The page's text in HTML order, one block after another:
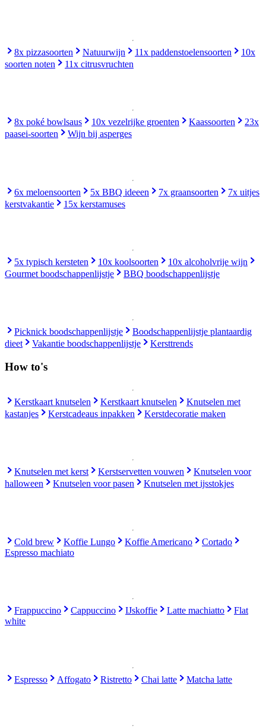
8x pizzasoorten Natuurwijn 11x paddenstoelensoorten
10x
soorten noten
11x citrusvruchten
8x poké bowlsaus 10x vezelrijke groenten Kaassoorten
23x
paasei-soorten
Wijn bij asperges
6x meloensoorten 5x BBQ ideeen 7x graansoorten
7x uitjes
kerstvakantie
15x kerstamuses
5x typisch kersteten 10x koolsoorten
10x alcoholvrije wijn
Gourmet boodschappenlijstje
BBQ boodschappenlijstje
Picknick boodschappenlijstje
Boodschappenlijstje plantaardig
dieet
Vakantie boodschappenlijstje Kersttrends
How to's
Kerstkaart knutselen Kerstkaart knutselen
Knutselen met
kastanjes
Kerstcadeaus inpakken Kerstdecoratie maken
Knutselen met kerst Kerstservetten vouwen
Knutselen voor
halloween
Knutselen voor pasen Knutselen met ijsstokjes
Cold brew Koffie Lungo Koffie Americano
Cortado
Espresso machiato
Frappuccino Cappuccino IJskoffie Latte machiatto
Flat
white
Espresso Affogato Ristretto Chai latte Matcha latte